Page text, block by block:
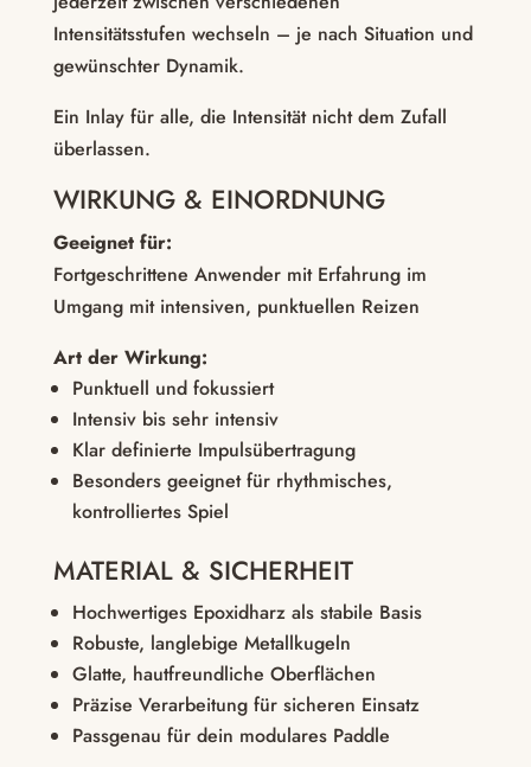
Intensitätsstufen wechseln – je nach Situation und
gewünschter Dynamik.
Ein Inlay für alle, die Intensität nicht dem Zufall
überlassen.
WIRKUNG & EINORDNUNG
Geeignet für:
Fortgeschrittene Anwender mit Erfahrung im
Umgang mit intensiven, punktuellen Reizen
Art der Wirkung:
Punktuell und fokussiert
Intensiv bis sehr intensiv
Klar definierte Impulsübertragung
Besonders geeignet für rhythmisches,
kontrolliertes Spiel
MATERIAL & SICHERHEIT
Hochwertiges Epoxidharz als stabile Basis
Robuste, langlebige Metallkugeln
Glatte, hautfreundliche Oberflächen
Präzise Verarbeitung für sicheren Einsatz
Passgenau für dein modulares Paddle